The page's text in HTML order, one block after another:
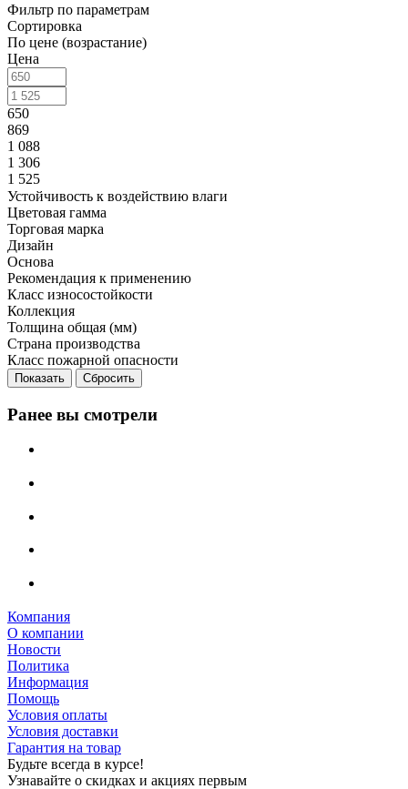
Фильтр по параметрам
Сортировка
По цене (возрастание)
Цена
650
869
1 088
1 306
1 525
Устойчивость к воздействию влаги
Цветовая гамма
Торговая марка
Дизайн
Основа
Рекомендация к применению
Класс износостойкости
Коллекция
Толщина общая (мм)
Страна производства
Класс пожарной опасности
Сбросить
Ранее вы смотрели
Компания
О компании
Новости
Политика
Информация
Помощь
Условия оплаты
Условия доставки
Гарантия на товар
Будьте всегда в курсе!
Узнавайте о скидках и акциях первым